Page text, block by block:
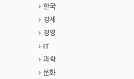
한국
경제
경영
IT
과학
문화